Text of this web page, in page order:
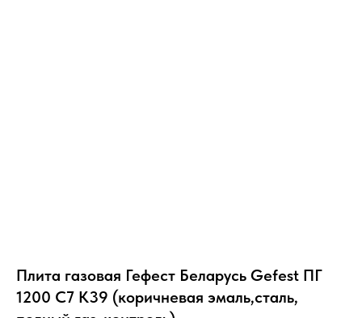
Плита газовая Гефест Беларусь Gefest ПГ
1200 С7 К39 (коричневая эмаль,сталь,